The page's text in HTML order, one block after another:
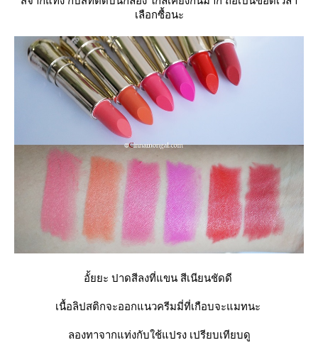
เลือกซื้อนะ
อั้ยยะ ปาดสีลงที่แขน สีเนียนชัดดี
เนื้อลิปสติกจะออกแนวครีมมี่ที่เกือบจะแมทนะ
ลองทาจากแท่งกับใช้แปรง เปรียบเทียบดู